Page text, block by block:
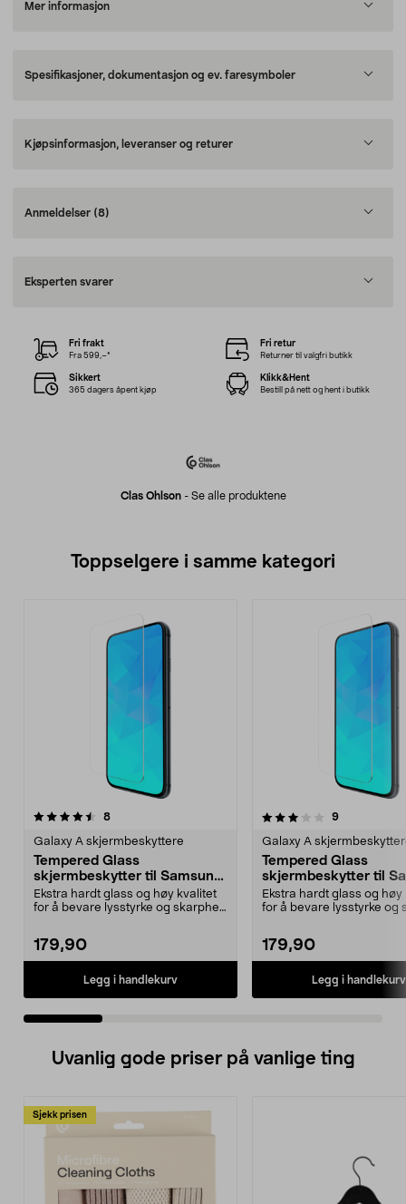
Mer informasjon
Spesifikasjoner, dokumentasjon og ev. faresymboler
Kjøpsinformasjon, leveranser og returer
Anmeldelser (8)
Eksperten svarer
Clas Ohlson- Se alle produktene
Fri frakt
Fra 599,–*
Fri retur
Returner til valgfri butikk
Sikkert
365 dagers åpent kjøp
Klikk&Hent
Bestill på nett og hent i butikk
Toppselgere i samme kategori
8anmeldelser
Galaxy A skjermbeskyttere
Tempered Glass
skjermbeskytter til Samsung
Galaxy A55
Ekstra hardt glass og høy kvalitet
for å bevare lysstyrke og skarphet.
179,90
Legg i handlekurv
3.5 av 5 stjerner 9anmeldelser
Galaxy A
Tempered Glass
skjermbeskytter til
Galaxy A54
Ekstra hardt glass og høy
for å bevare lysstyrke og
179,90
Legg i handlekurv
5.0 av 5 stjerner
Uvanlig gode priser på vanlige ting
Sjekk prisen